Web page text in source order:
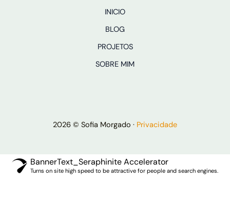
INICIO
BLOG
PROJETOS
SOBRE MIM
2026 © Sofia Morgado · Privacidade
BannerText_Seraphinite Accelerator
Turns on site high speed to be attractive for people and search engines.